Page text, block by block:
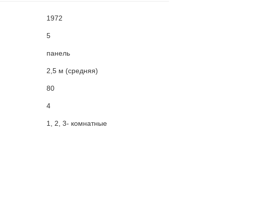
1972
5
панель
2,5 м (средняя)
80
4
1, 2, 3- комнатные